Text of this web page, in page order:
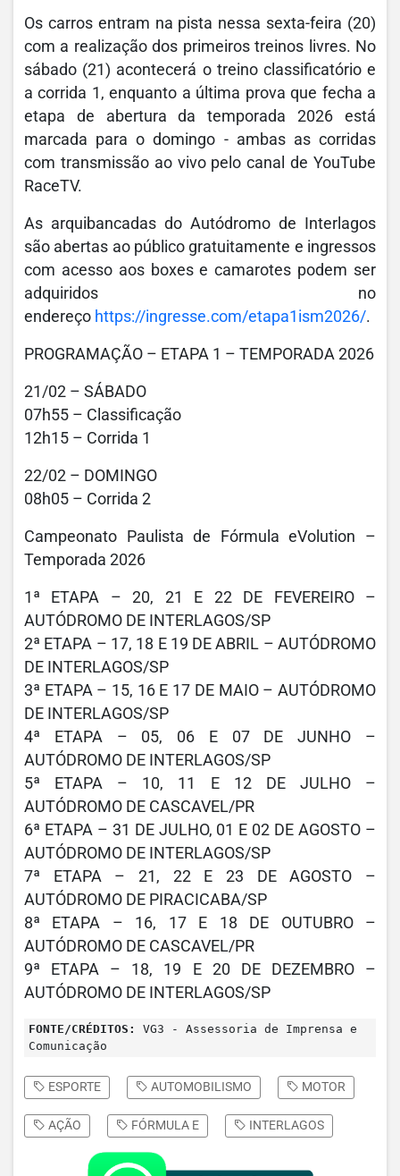
Os carros entram na pista nessa sexta-feira (20)
com a realização dos primeiros treinos livres. No
sábado (21) acontecerá o treino classificatório e
a corrida 1, enquanto a última prova que fecha a
etapa de abertura da temporada 2026 está
marcada para o domingo - ambas as corridas
com transmissão ao vivo pelo canal de YouTube
RaceTV.
As arquibancadas do Autódromo de Interlagos
são abertas ao público gratuitamente e ingressos
com acesso aos boxes e camarotes podem ser
adquiridos no
endereço https://ingresse.com/etapa1ism2026/.
PROGRAMAÇÃO – ETAPA 1 – TEMPORADA 2026
21/02 – SÁBADO
07h55 – Classificação
12h15 – Corrida 1
22/02 – DOMINGO
08h05 – Corrida 2
Campeonato Paulista de Fórmula eVolution –
Temporada 2026
1ª ETAPA – 20, 21 E 22 DE FEVEREIRO –
AUTÓDROMO DE INTERLAGOS/SP
2ª ETAPA – 17, 18 E 19 DE ABRIL – AUTÓDROMO
DE INTERLAGOS/SP
3ª ETAPA – 15, 16 E 17 DE MAIO – AUTÓDROMO
DE INTERLAGOS/SP
4ª ETAPA – 05, 06 E 07 DE JUNHO –
AUTÓDROMO DE INTERLAGOS/SP
5ª ETAPA – 10, 11 E 12 DE JULHO –
AUTÓDROMO DE CASCAVEL/PR
6ª ETAPA – 31 DE JULHO, 01 E 02 DE AGOSTO –
AUTÓDROMO DE INTERLAGOS/SP
7ª ETAPA – 21, 22 E 23 DE AGOSTO –
AUTÓDROMO DE PIRACICABA/SP
8ª ETAPA – 16, 17 E 18 DE OUTUBRO –
AUTÓDROMO DE CASCAVEL/PR
9ª ETAPA – 18, 19 E 20 DE DEZEMBRO –
AUTÓDROMO DE INTERLAGOS/SP
FONTE/CRÉDITOS:
VG3 - Assessoria de Imprensa e
Comunicação
ESPORTE AUTOMOBILISMO MOTOR
AÇÃO FÓRMULA E INTERLAGOS